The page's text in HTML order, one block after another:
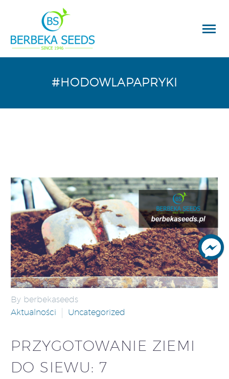
Wyszukiwarka
produktów
#HODOWLAPAPRYKI
By berbekaseeds
Aktualności
Uncategorized
PRZYGOTOWANIE ZIEMI
DO SIEWU: 7